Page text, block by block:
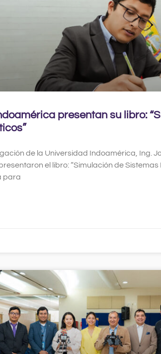
presentan su libro:
de la Universidad Indoamérica, Ing.
el libro: “Simulación de Sistemas
para